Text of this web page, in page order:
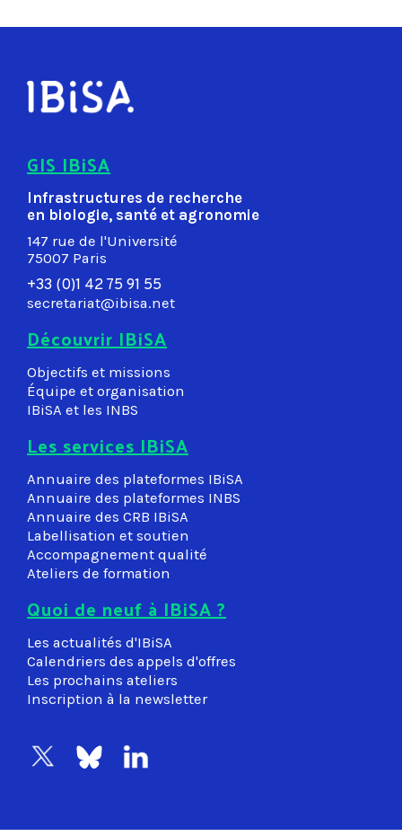
GIS IBiSA
Infrastructures de recherche
en biologie, santé et agronomie
147 rue de l'Université
75007 Paris
+33 (0)1 42 75 91 55
secretariat@ibisa.net
Découvrir IBiSA
Objectifs et missions
Équipe et organisation
IBiSA et les INBS
Les services IBiSA
Annuaire des plateformes IBiSA
Annuaire des plateformes INBS
Annuaire des CRB IBiSA
Labellisation et soutien
Accompagnement qualité
Ateliers de formation
Quoi de neuf à IBiSA ?
Les actualités d'IBiSA
Calendriers des appels d'offres
Les prochains ateliers
Inscription à la newsletter